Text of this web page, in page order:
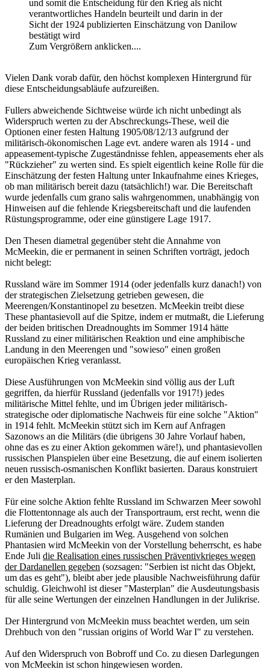
und somit die Entscheidung für den Krieg als nicht
verantwortliches Handeln beurteilt und darin in der
Sicht der 1924 publizierten Einschätzung von Danilow
bestätigt wird
Zum Vergrößern anklicken....
Vielen Dank vorab dafür, den höchst komplexen Hintergrund für
diese Entscheidungsabläufe aufzureißen.
Fullers abweichende Sichtweise würde ich nicht unbedingt als
Widerspruch werten zu der Abschreckungs-These, weil die
Optionen einer festen Haltung 1905/08/12/13 aufgrund der
militärisch-ökonomischen Lage evt. andere waren als 1914 - und
appeasement-typische Zugeständnisse fehlen, appeasements eher als
"Rückzieher" zu werten sind. Es spielt eigentlich keine Rolle für die
Einschätzung der festen Haltung unter Inkaufnahme eines Krieges,
ob man militärisch bereit dazu (tatsächlich!) war. Die Bereitschaft
wurde jedenfalls cum grano salis wahrgenommen, unabhängig von
Hinweisen auf die fehlende Kriegsbereitschaft und die laufenden
Rüstungsprogramme, oder eine günstigere Lage 1917.
Den Thesen diametral gegenüber steht die Annahme von
McMeekin, die er permanent in seinen Schriften vorträgt, jedoch
nicht belegt:
Russland wäre im Sommer 1914 (oder jedenfalls kurz danach!) von
der strategischen Zielsetzung getrieben gewesen, die
Meerengen/Konstantinopel zu besetzen. McMeekin treibt diese
These phantasievoll auf die Spitze, indem er mutmaßt, die Lieferung
der beiden britischen Dreadnoughts im Sommer 1914 hätte
Russland zu einer militärischen Reaktion und eine amphibische
Landung in den Meerengen und "sowieso" einen großen
europäischen Krieg veranlasst.
Diese Ausführungen von McMeekin sind völlig aus der Luft
gegriffen, da hierfür Russland (jedenfalls vor 1917!) jedes
militärische Mittel fehlte, und im Übrigen jeder militärisch-
strategische oder diplomatische Nachweis für eine solche "Aktion"
in 1914 fehlt. McMeekin stützt sich im Kern auf Anfragen
Sazonows an die Militärs (die übrigens 30 Jahre Vorlauf haben,
ohne das es zu einer Aktion gekommen wäre!), und phantasievollen
russischen Planspielen über eine Besetzung, die auf einem isolierten
neuen russisch-osmanischen Konflikt basierten. Daraus konstruiert
er den Masterplan.
Für eine solche Aktion fehlte Russland im Schwarzen Meer sowohl
die Flottentonnage als auch der Transportraum, erst recht, wenn die
Lieferung der Dreadnoughts erfolgt wäre. Zudem standen
Rumänien und Bulgarien im Weg. Ausgehend von solchen
Phantasien wird McMeekin von der Vorstellung beherrscht, es habe
Ende Juli die Realisation eines russischen Präventivkrieges wegen
der Dardanellen gegeben (sozsagen: "Serbien ist nicht das Objekt,
um das es geht"), bleibt aber jede plausible Nachweisführung dafür
schuldig. Gleichwohl ist dieser "Masterplan" die Ausdeutungsbasis
für alle seine Wertungen der einzelnen Handlungen in der Julikrise.
Der Hintergrund von McMeekin muss beachtet werden, um sein
Drehbuch von den "russian origins of World War I" zu verstehen.
Auf den Widerspruch von Bobroff und Co. zu diesen Darlegungen
von McMeekin ist schon hingewiesen worden.